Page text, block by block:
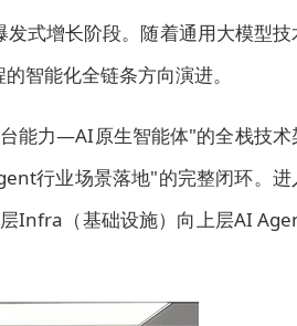
式增长阶段。随着通用大模型技
智能化全链条方向演进。
能力—AI原生智能体"的全栈技术
行业场景落地"的完整闭环。进
Infra（基础设施）向上层AI